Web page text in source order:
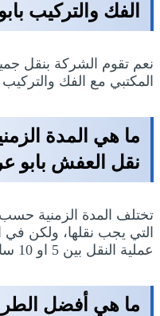
الفك والتركيب
نعم تقوم الشركة بنقل
المكتبي مع الفك
ما هي المدة
نقل العفش بابو
تختلف المدة الزمنية
التي يجب نقلها، ولكن
عملية النقل بين 5 او 10 ساعات كحد ادني.
ما هي أفضل